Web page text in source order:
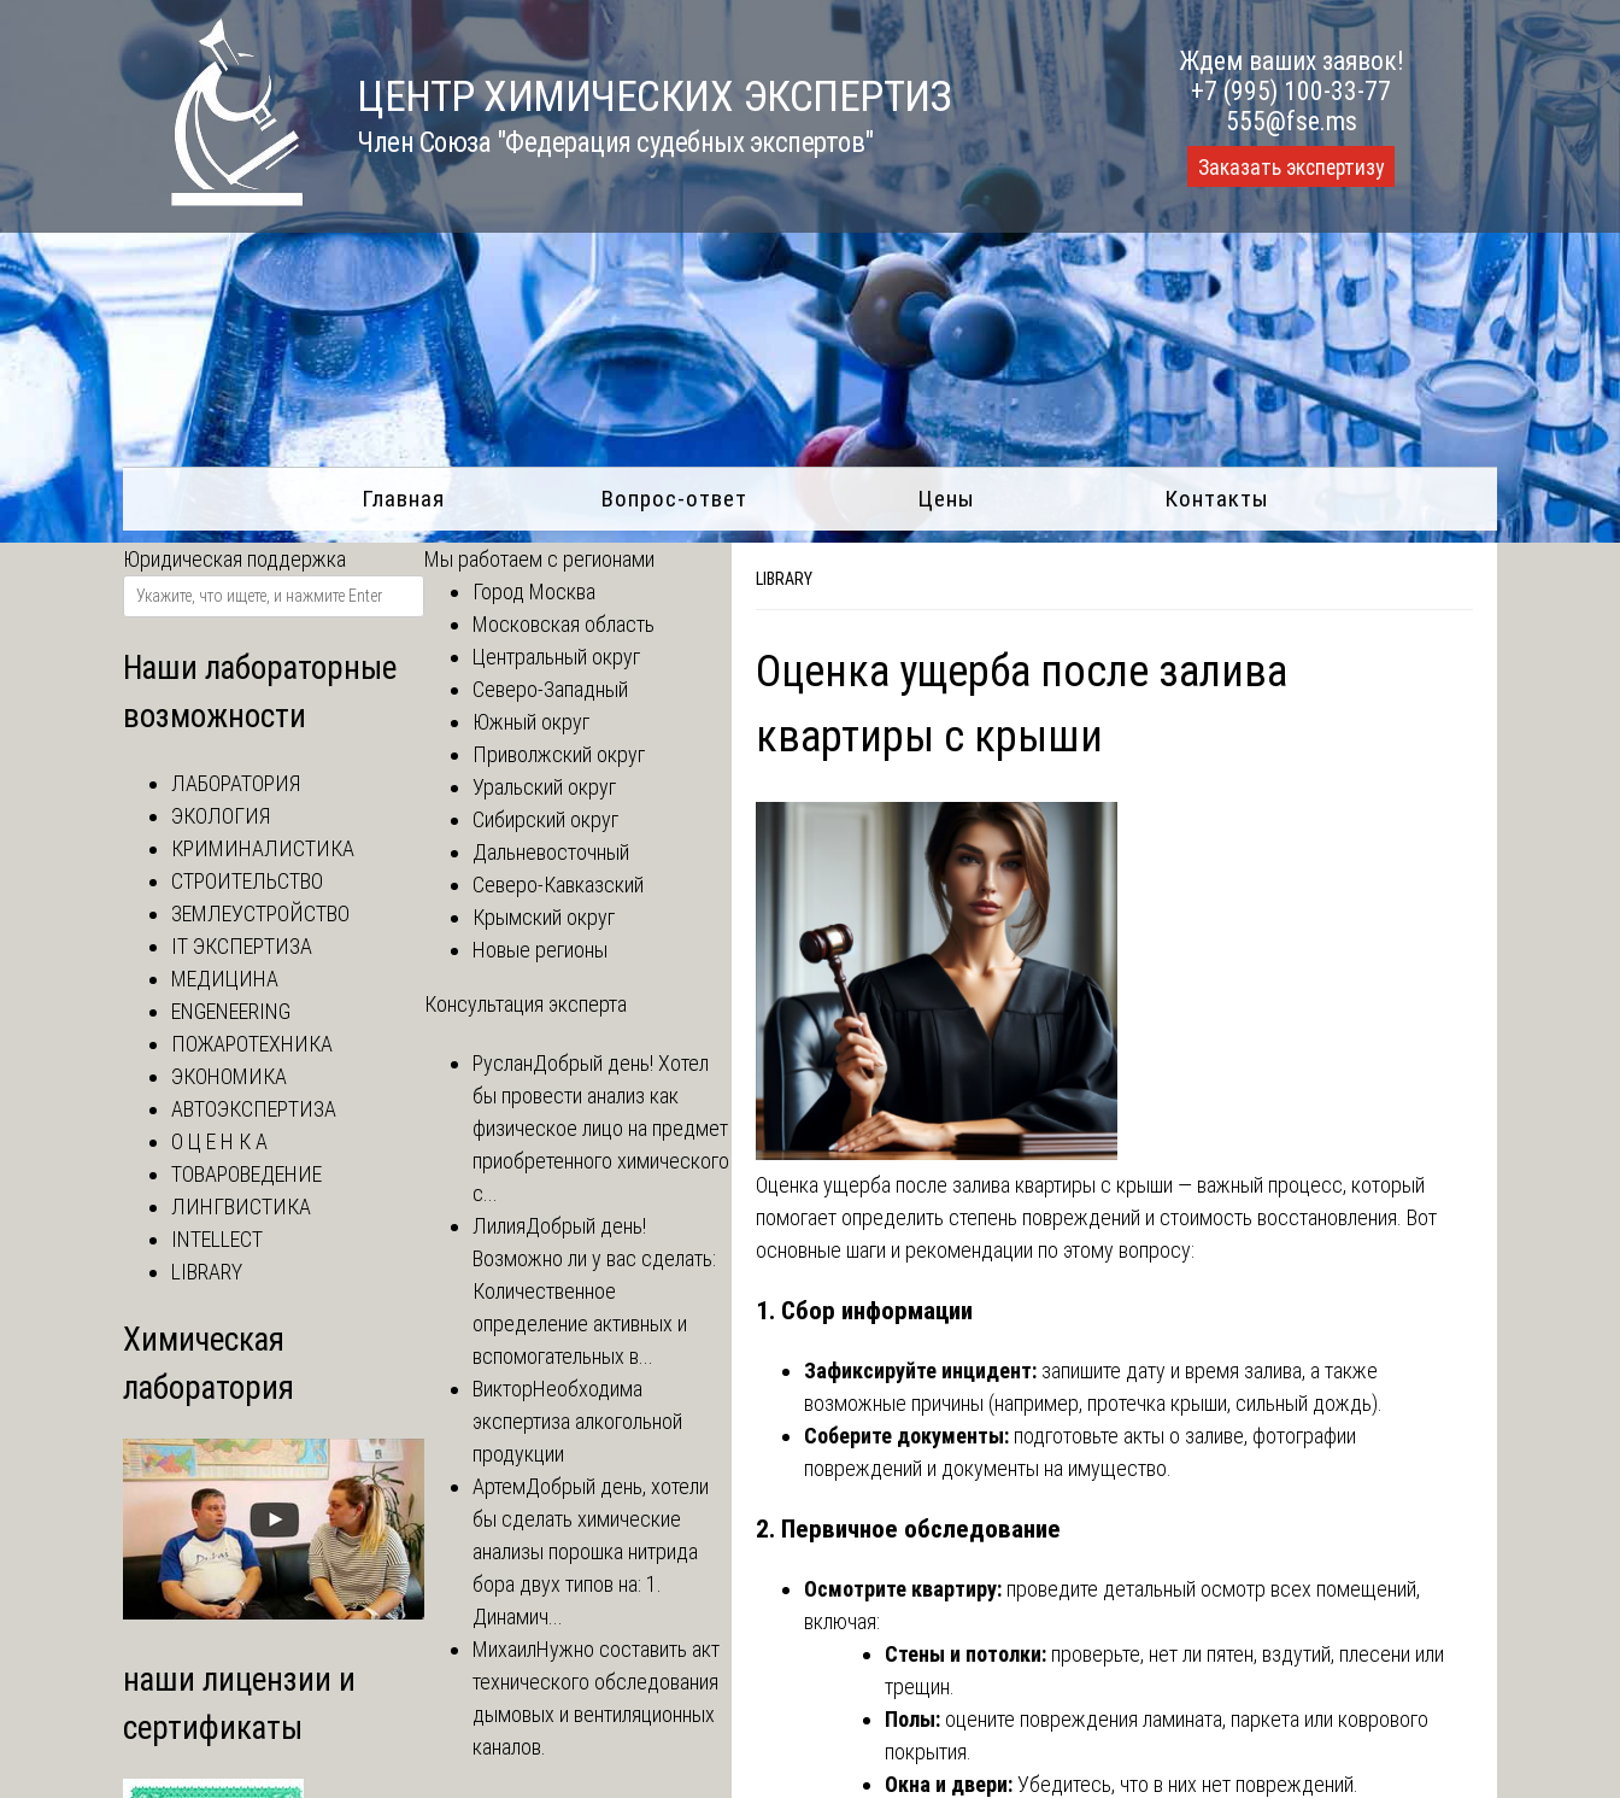
ЦЕНТР ХИМИЧЕСКИХ ЭКСПЕРТИЗ
Член Союза "Федерация судебных экспертов"
Ждем ваших заявок!
+7 (995) 100-33-77
555@fse.ms
Заказать экспертизу
Главная Вопрос-ответ Цены Контакты
LIBRARY
Оценка ущерба после залива
квартиры с крыши
Оценка ущерба после залива квартиры с крыши — важный процесс, который
помогает определить степень повреждений и стоимость восстановления. Вот
основные шаги и рекомендации по этому вопросу:
1. Сбор информации
Зафиксируйте инцидент: запишите дату и время залива, а также
возможные причины (например, протечка крыши, сильный дождь).
Соберите документы: подготовьте акты о заливе, фотографии
повреждений и документы на имущество.
2. Первичное обследование
Осмотрите квартиру: проведите детальный осмотр всех помещений,
включая:
Стены и потолки: проверьте, нет ли пятен, вздутий, плесени или
трещин.
Полы: оцените повреждения ламината, паркета или коврового
покрытия.
Окна и двери:Убедитесь, что в них нет повреждений.
Юридическая поддержка
Наши лабораторные
возможности
ЛАБОРАТОРИЯ
ЭКОЛОГИЯ
КРИМИНАЛИСТИКА
СТРОИТЕЛЬСТВО
ЗЕМЛЕУСТРОЙСТВО
IT ЭКСПЕРТИЗА
МЕДИЦИНА
ENGENEERING
ПОЖАРОТЕХНИКА
ЭКОНОМИКА
АВТОЭКСПЕРТИЗА
О Ц Е Н К А
ТОВАРОВЕДЕНИЕ
ЛИНГВИСТИКА
INTELLECT
LIBRARY
Химическая
лаборатория
наши лицензии и
сертификаты
Мы работаем с регионами
Город Москва
Московская область
Центральный округ
Северо-Западный
Южный округ
Приволжский округ
Уральский округ
Сибирский округ
Дальневосточный
Северо-Кавказский
Крымский округ
Новые регионы
Консультация эксперта
РусланДобрый день! Хотел
бы провести анализ как
физическое лицо на предмет
приобретенного химического
с...
ЛилияДобрый день!
Возможно ли у вас сделать:
Количественное
определение активных и
вспомогательных в...
ВикторНеобходима
экспертиза алкогольной
продукции
АртемДобрый день, хотели
бы сделать химические
анализы порошка нитрида
бора двух типов на: 1.
Динамич...
МихаилНужно составить акт
технического обследования
дымовых и вентиляционных
каналов.